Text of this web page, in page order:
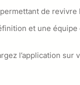
de
et une
l’application sur